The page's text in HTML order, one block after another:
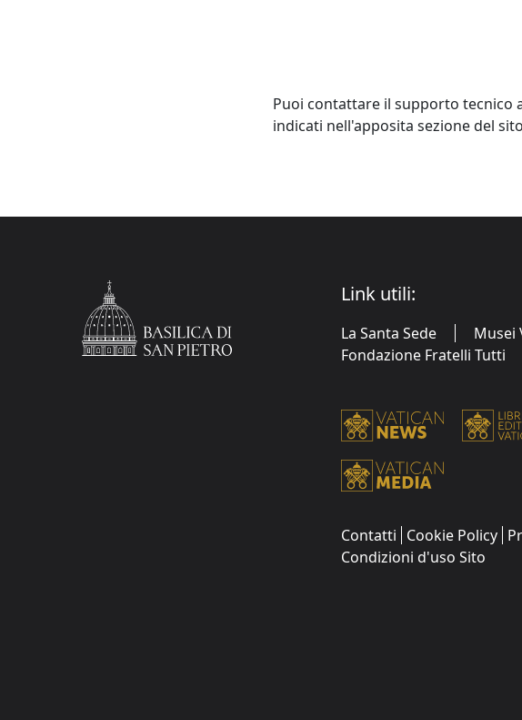
Puoi contattare il supporto tecnico
indicati nell'apposita sezione del
Link utili:
La Santa Sede Musei
Fondazione Fratelli Tutti
Contatti Cookie Policy
Condizioni d'uso Sito